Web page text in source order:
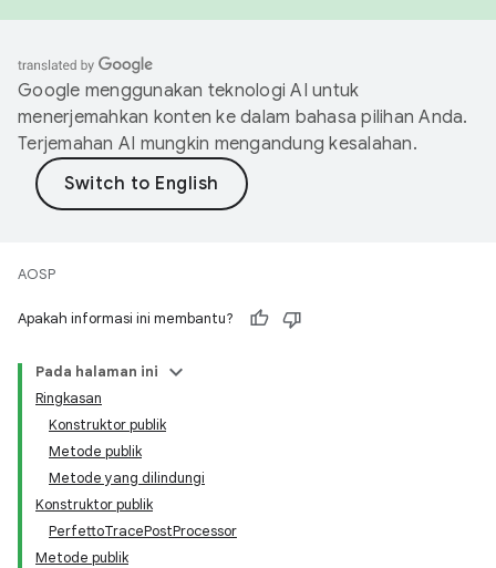
Google menggunakan teknologi AI untuk
menerjemahkan konten ke dalam bahasa pilihan Anda.
Terjemahan AI mungkin mengandung kesalahan.
AOSP
Apakah informasi ini membantu?
Pada halaman ini
Ringkasan
Konstruktor publik
Metode publik
Metode yang dilindungi
Konstruktor publik
PerfettoTracePostProcessor
Metode publik